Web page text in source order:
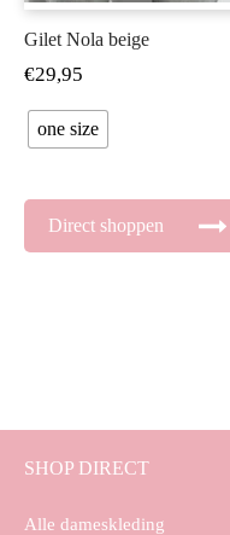
Gilet Nola beige
€29,95
one size
Direct shoppen
SHOP DIRECT
Alle dameskleding